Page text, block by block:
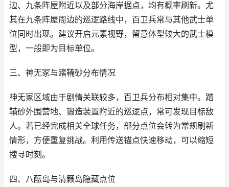
边、九条阵屋附近以及部分海岸据点，均有概率刷新。尤
其在九条阵屋周边的巡逻路线中，百卫兵常与其他武士单
位同时出现。建议开启元素视野，留意体型较大的武士模
型，一般即为目标单位。
三、神无冢与踏鞴砂分布情况
神无冢区域由于剧情关联较多，百卫兵分布相对集中。踏
鞴砂外围营地、锻造装置附近的巡逻点，常可发现目标敌
人。若已经完成相关全球任务，部分点位会转为常规刷新
情形，方便重复挑战。利用传送锚点快速移动，可以缩短
搜寻时刻。
四、八酝岛与清籁岛隐藏点位